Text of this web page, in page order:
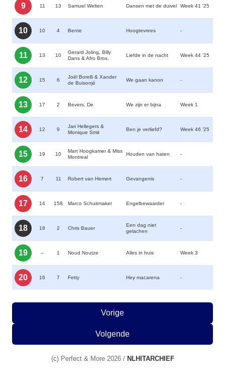
9 11 13 Samuel Welten Dansen met de duivel Week 41 '25
10 10 4 Bente Hoogtevrees -
11 13 10
Gerard Joling, Billy
Dans & Afro Bros.
Liefde in de nacht Week 44 '25
12 15 6
Joël Borelli & Xander
de Buisonjé
We gaan kanon -
13 17 2 Bevers, De We zijn er bijna Week 1
14 12 9
Jari Hellegers &
Monique Smit
Ben je verliefd? Week 46 '25
15 19 10
Mart Hoogkamer & Miss
Montreal
Houden van haten -
16 7 11 Robert van Hemert Gevangenis -
17 14 158 Marco Schuitmaker Engelbewaarder -
18 18 2 Chris Bauer
Een dag niet
gelachen
-
19 -- 1 Noud Noutze Alles in huis Week 3
20 16 7 Fetty Hey macarena -
Vorige
Volgende
(c) Perfect & More 2026 / NLHITARCHIEF